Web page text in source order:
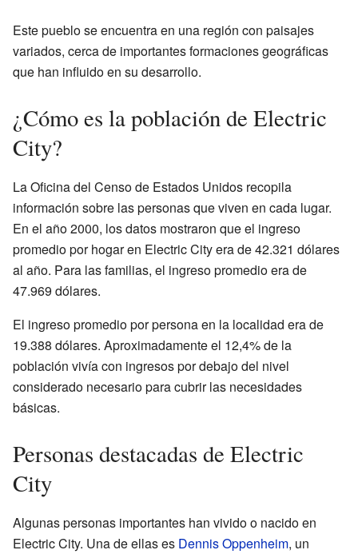
Este pueblo se encuentra en una región con paisajes
variados, cerca de importantes formaciones geográficas
que han influido en su desarrollo.
¿Cómo es la población de Electric
City?
La Oficina del Censo de Estados Unidos recopila
información sobre las personas que viven en cada lugar.
En el año 2000, los datos mostraron que el ingreso
promedio por hogar en Electric City era de 42.321 dólares
al año. Para las familias, el ingreso promedio era de
47.969 dólares.
El ingreso promedio por persona en la localidad era de
19.388 dólares. Aproximadamente el 12,4% de la
población vivía con ingresos por debajo del nivel
considerado necesario para cubrir las necesidades
básicas.
Personas destacadas de Electric
City
Algunas personas importantes han vivido o nacido en
Electric City. Una de ellas es Dennis Oppenheim, un